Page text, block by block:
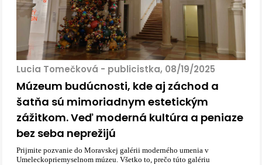
Lucia Tomečková - publicistka, 08/19/2025
Múzeum budúcnosti, kde aj záchod a
šatňa sú mimoriadnym estetickým
zážitkom. Veď moderná kultúra a peniaze
bez seba neprežijú
Prijmite pozvanie do Moravskej galérii moderného umenia v
Umeleckopriemyselnom múzeu. Všetko to, prečo túto galériu